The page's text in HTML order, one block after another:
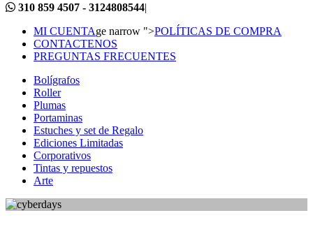
310 859 4507 - 3124808544|
MI CUENTAge narrow ">POLÍTICAS DE COMPRA
CONTACTENOS
PREGUNTAS FRECUENTES
Bolígrafos
Roller
Plumas
Portaminas
Estuches y set de Regalo
Ediciones Limitadas
Corporativos
Tintas y repuestos
Arte